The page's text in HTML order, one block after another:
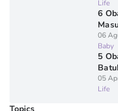
Life
6
06
Baby
5
05
Life